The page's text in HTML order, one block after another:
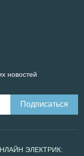
новостей
ЭЛЕКТРИК: